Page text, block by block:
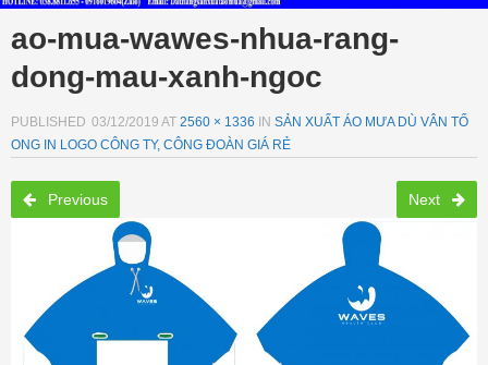
ao-mua-wawes-nhua-rang-
dong-mau-xanh-ngoc
PUBLISHED 03/12/2019 AT 2560 × 1336 IN SẢN XUẤT ÁO MƯA DÙ VÂN TỔ
ONG IN LOGO CÔNG TY, CÔNG ĐOÀN GIÁ RẺ
Previous Next